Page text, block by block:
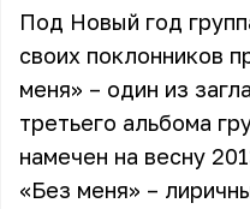
Под Новый год
своих поклонников
меня» – один из
третьего альбома
намечен на весну
«Без меня» –